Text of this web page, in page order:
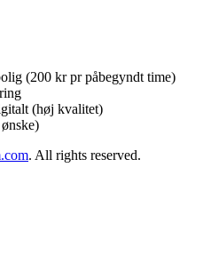
(200 kr pr påbegyndt time)
(høj kvalitet)
. All rights reserved.